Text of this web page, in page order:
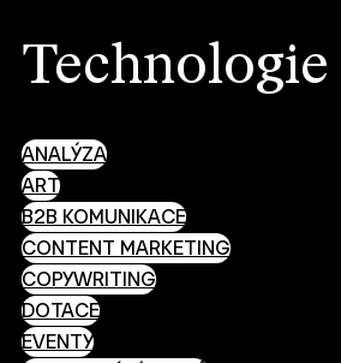
Technologie
ANALÝZA
ART
B2B KOMUNIKACE
CONTENT MARKETING
COPYWRITING
DOTACE
EVENTY